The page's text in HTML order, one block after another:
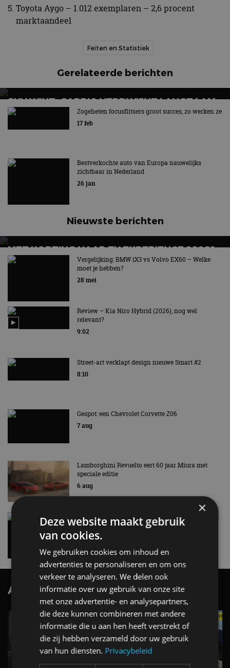
Toyota Aygo – 1.012 exemplaren – 2,6 procent
marktaandeel
Feiten en Statistiek
Gerelateerde berichten
SUV WINT, CABRIO VERDWIJNT LANGZAAM
UIT BEELD
Hét symbool van vrijheid en rijplezier verdwijnt
Zogeheten focusflitsers groot succes, zo werken ze
17 feb
Bestverkochte auto van Europa nauwelijks
zichtbaar in Nederland
26 jan
Nieuwste berichten
MET KORTING NAAR EV EXPERIENCE 2026?
AUTORAI REGELT HET!
EV Experience 2026 van 24 tot 26 september
Vergelijking: BMW iX3 vs Volvo EX60 – Welke
moet je hebben?
28 mei
Review – Kia Niro Hybrid (2026), nog wel
relevant?
9:02
Street-art verklapt design nieuwe Smart #2
8:10
Gespot: een Chevrolet Corvette Z06
7 aug
Lamborghini Revuelto eert 60 jaar Miura met
speciale editie
6 aug
Carbon fibre op je laadkabel: nergens voor nodig,
en precies daarom geweldig
5 aug
AutoRAI.nl TV SUBSCRIBE
×
Deze website maakt gebruik
van cookies.
We gebruiken cookies om inhoud en
advertenties te personaliseren en om ons
verkeer te analyseren. We delen ook
informatie over uw gebruik van onze site
met onze advertentie- en analysepartners,
die deze kunnen combineren met andere
informatie die u aan hen heeft verstrekt of
die zij hebben verzameld door uw gebruik
van hun diensten. Privacybeleid